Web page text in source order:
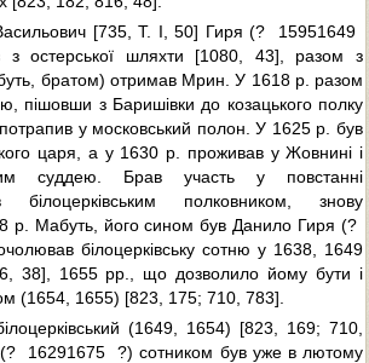
[735, Т. І, 50] Гиря (?  15951649 
з остерської шляхти [1080, 43], разом з
братом) отримав Мрин. У 1618 р. разом
пішовши з Баришівки до козацького полку
у московський полон. У 1625 р. був
царя, а у 1630 р. проживав у Жовнині і
суддею. Брав участь у повстанні
полковником, знову
р. Мабуть, його сином був Данило Гиря (? 
білоцерківську сотню у 1638, 1649
38], 1655 рр., що дозволило йому бути і
(1654, 1655) [823, 175; 710, 783].
(1649, 1654) [823, 169; 710,
 16291675  ?) сотником був уже в лютому